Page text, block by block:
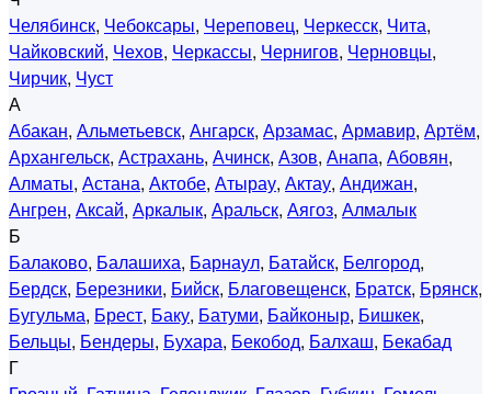
Челябинск, Чебоксары, Череповец, Черкесск, Чита,
Чайковский, Чехов, Черкассы, Чернигов, Черновцы,
Чирчик, Чуст
А
Абакан, Альметьевск, Ангарск, Арзамас, Армавир, Артём,
Архангельск, Астрахань, Ачинск, Азов, Анапа, Абовян,
Алматы, Астана, Актобе, Атырау, Актау, Андижан,
Ангрен, Аксай, Аркалык, Аральск, Аягоз, Алмалык
Б
Балаково, Балашиха, Барнаул, Батайск, Белгород,
Бердск, Березники, Бийск, Благовещенск, Братск, Брянск,
Бугульма, Брест, Баку, Батуми, Байконыр, Бишкек,
Бельцы, Бендеры, Бухара, Бекобод, Балхаш, Бекабад
Г